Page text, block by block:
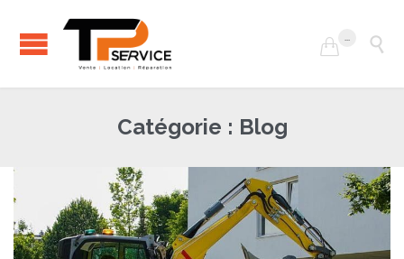
 
Catégorie : Blog